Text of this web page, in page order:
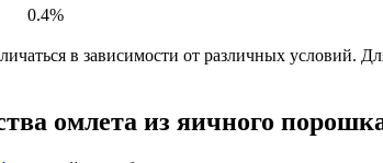
0.4%
в зависимости от различных условий.
омлета из яичного